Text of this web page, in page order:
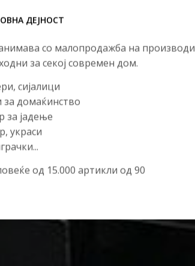
ДЕЈНОСТ
со малопродажба на производи
за секој современ дом.
сијалици
домаќинство
за јадење
украси
од 15.000 артикли од 90